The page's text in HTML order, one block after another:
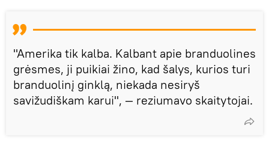
"Amerika tik kalba. Kalbant apie branduolines
grėsmes, ji puikiai žino, kad šalys, kurios turi
branduolinį ginklą, niekada nesiryš
savižudiškam karui", — reziumavo skaitytojai.